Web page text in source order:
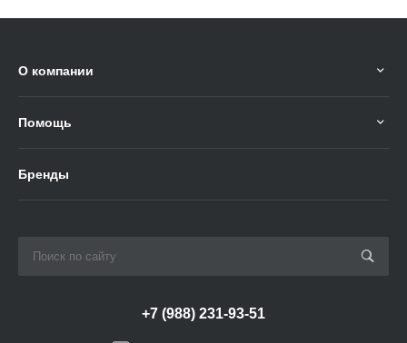
О компании
Помощь
Бренды
+7 (988) 231-93-51